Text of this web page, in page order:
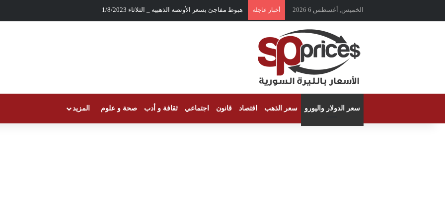
الخميس, أغسطس 6 2026 أخبار عاجلة ارتداد سريع للذهب نحو مسيرة الصعود
سعر الدولار واليورو سعر الذهب اقتصاد قانون اجتماعي ثقافة و أدب صحة و علوم المزيد